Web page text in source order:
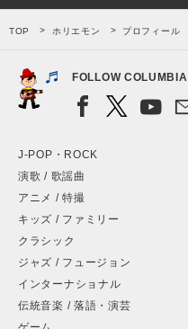
TOP ホリエモン プロフィール
FOLLOW COLUMBIA
J-POP・ROCK
演歌 / 歌謡曲
アニメ / 特撮
キッズ / ファミリー
クラシック
ジャズ / フュージョン
インターナショナル
伝統音楽 / 落語・演芸